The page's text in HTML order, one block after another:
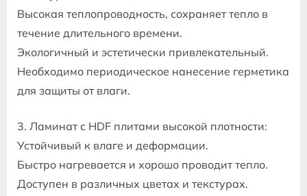
Высокая теплопроводность, сохраняет тепло в
течение длительного времени.
Экологичный и эстетически привлекательный.
Необходимо периодическое нанесение герметика
для защиты от влаги.
3. Ламинат с HDF плитами высокой плотности:
Устойчивый к влаге и деформации.
Быстро нагревается и хорошо проводит тепло.
Доступен в различных цветах и текстурах.